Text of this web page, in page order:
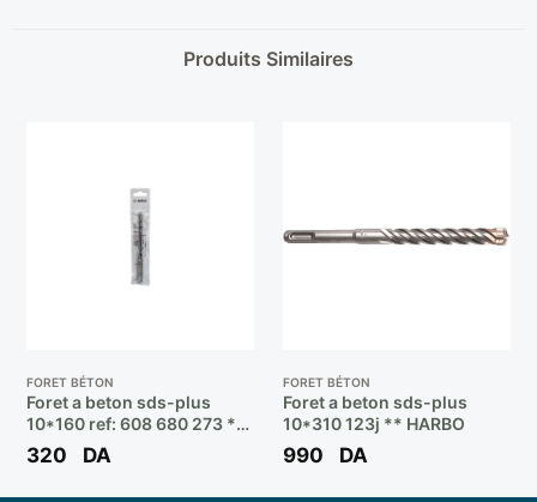
Produits Similaires
FORET BÉTON
Foret a beton sds-plus
10*160 ref: 608 680 273 **
BOSCH
320 DA
FORET BÉTON
Foret a beton sds-plus
10*310 123j ** HARBO
990 DA